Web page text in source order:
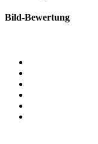
Bild-Bewertung